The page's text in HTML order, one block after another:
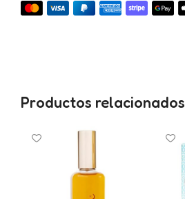
Productos relacionados